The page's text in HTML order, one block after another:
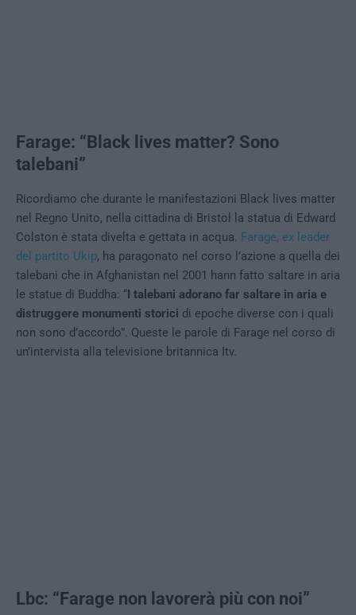
Farage: “Black lives matter? Sono
talebani”
Ricordiamo che durante le manifestazioni Black lives matter
nel Regno Unito, nella cittadina di Bristol la statua di Edward
Colston è stata divelta e gettata in acqua. Farage, ex leader
del partito Ukip, ha paragonato nel corso l’azione a quella dei
talebani che in Afghanistan nel 2001 hann fatto saltare in aria
le statue di Buddha: “ I talebani adorano far saltare in aria e
distruggere monumenti storici di epoche diverse con i quali
non sono d’accordo”. Queste le parole di Farage nel corso di
un’intervista alla televisione britannica Itv.
Lbc: “Farage non lavorerà più con noi”